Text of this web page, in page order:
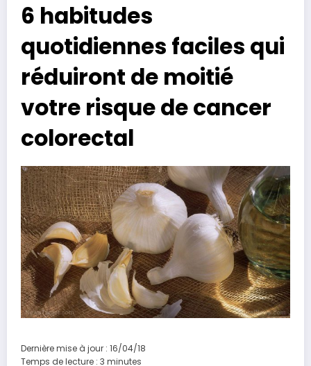
6 habitudes
quotidiennes faciles qui
réduiront de moitié
votre risque de cancer
colorectal
Dernière mise à jour : 16/04/18
Temps de lecture : 3 minutes